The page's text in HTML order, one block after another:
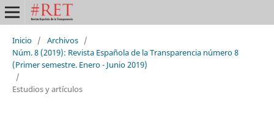
Inicio / Archivos /
Núm. 8 (2019): Revista Española de la Transparencia número 8
(Primer semestre. Enero - Junio 2019)
/
Estudios y artículos